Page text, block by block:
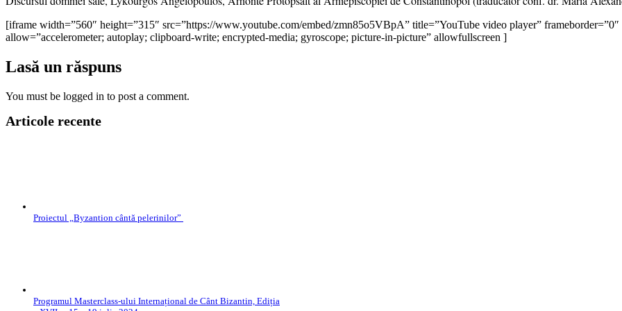
[iframe width=”560″ height=”315″ src=”https://www.youtube.com/embed/zmn85o5VBpA” title=”YouTube video player” frameborder=”0″
allow=”accelerometer; autoplay; clipboard-write; encrypted-media; gyroscope; picture-in-picture” allowfullscreen ]
Lasă un răspuns
You must be logged in to post a comment.
Articole recente
Proiectul „Byzantion cântă pelerinilor”
Programul Masterclass-ului Internațional de Cânt Bizantin, Ediția